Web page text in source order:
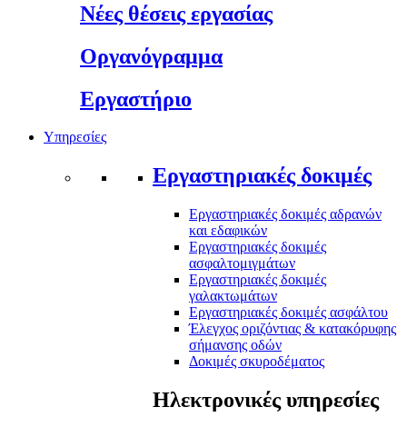
Νέες θέσεις εργασίας
Οργανόγραμμα
Εργαστήριο
Υπηρεσίες
Εργαστηριακές δοκιμές
Εργαστηριακές δοκιμές αδρανών
και εδαφικών
Εργαστηριακές δοκιμές
ασφαλτομιγμάτων
Εργαστηριακές δοκιμές
γαλακτωμάτων
Εργαστηριακές δοκιμές ασφάλτου
Έλεγχος οριζόντιας & κατακόρυφης
σήμανσης οδών
Δοκιμές σκυροδέματος
Ηλεκτρονικές υπηρεσίες